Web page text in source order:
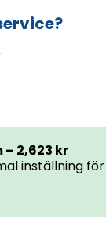
2,623 kr
inställning för